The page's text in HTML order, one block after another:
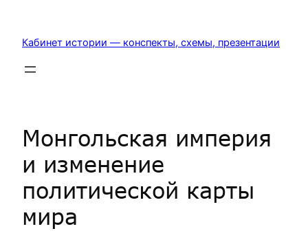
содержимому
Кабинет истории — конспекты, схемы, презентации
Монгольская империя
и изменение
политической карты
мира